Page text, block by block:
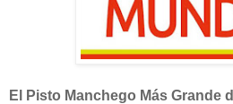
El Pisto Manchego Más Grande